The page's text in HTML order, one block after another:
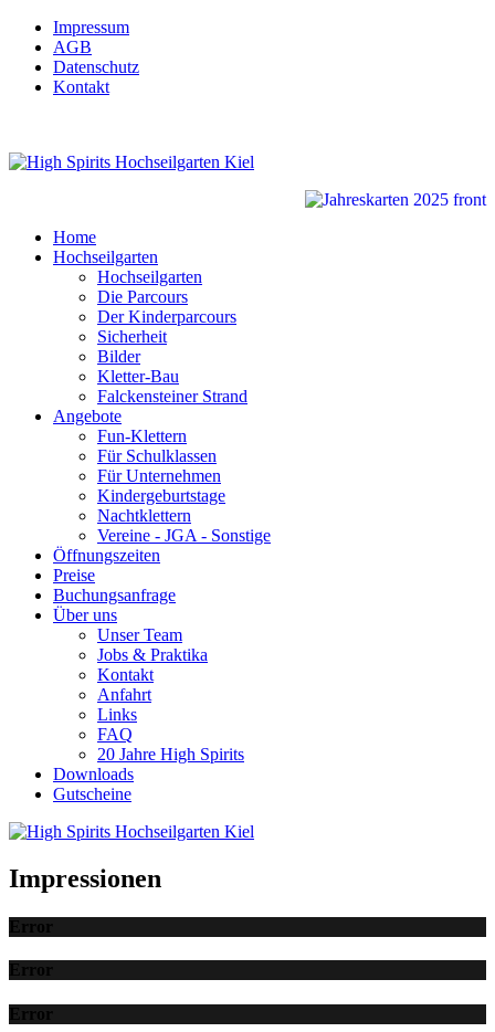
Impressum
AGB
Datenschutz
Kontakt
Home
Hochseilgarten
Hochseilgarten
Die Parcours
Der Kinderparcours
Sicherheit
Bilder
Kletter-Bau
Falckensteiner Strand
Angebote
Fun-Klettern
Für Schulklassen
Für Unternehmen
Kindergeburtstage
Nachtklettern
Vereine - JGA - Sonstige
Öffnungszeiten
Preise
Buchungsanfrage
Über uns
Unser Team
Jobs & Praktika
Kontakt
Anfahrt
Links
FAQ
20 Jahre High Spirits
Downloads
Gutscheine
Impressionen
Error
Error
Error